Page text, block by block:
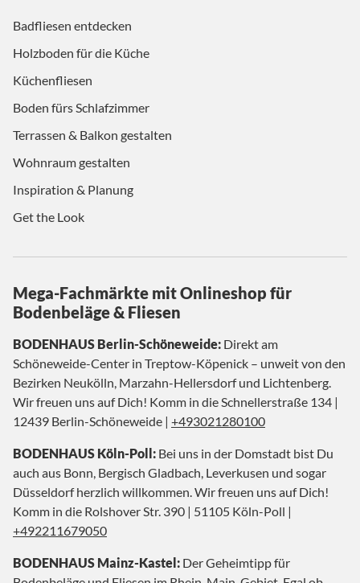
Badfliesen entdecken
Holzboden für die Küche
Küchenfliesen
Boden fürs Schlafzimmer
Terrassen & Balkon gestalten
Wohnraum gestalten
Inspiration & Planung
Get the Look
Mega-Fachmärkte mit Onlineshop für
Bodenbeläge & Fliesen
BODENHAUS Berlin-Schöneweide: Direkt am
Schöneweide-Center in Treptow-Köpenick – unweit von den
Bezirken Neukölln, Marzahn-Hellersdorf und Lichtenberg.
Wir freuen uns auf Dich! Komm in die Schnellerstraße 134 |
12439 Berlin-Schöneweide | +493021280100
BODENHAUS Köln-Poll: Bei uns in der Domstadt bist Du
auch aus Bonn, Bergisch Gladbach, Leverkusen und sogar
Düsseldorf herzlich willkommen. Wir freuen uns auf Dich!
Komm in die Rolshover Str. 390 | 51105 Köln-Poll |
+492211679050
BODENHAUS Mainz-Kastel: Der Geheimtipp für